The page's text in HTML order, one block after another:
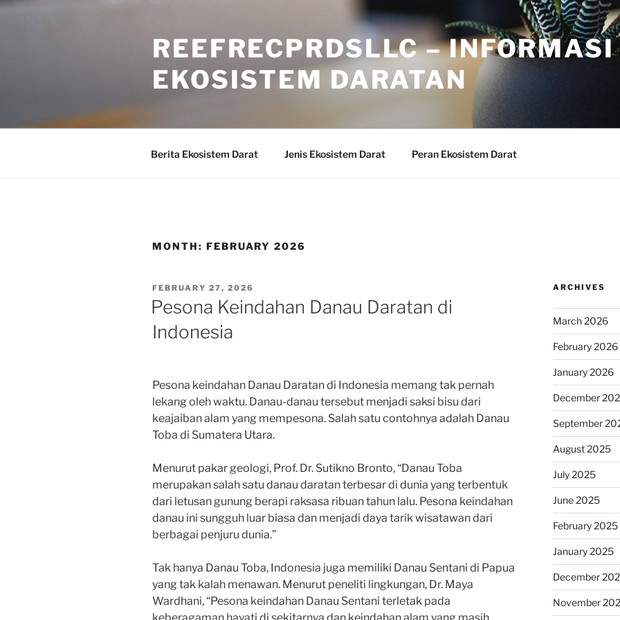
Skip
REEFRECPRDSLLC –
EKOSISTEM DARATAN
Berita Ekosistem Darat Jenis Ekosistem Darat Peran Ekosistem Darat
MONTH: FEBRUARY 2026
POSTED
ON
FEBRUARY 27, 2026
Pesona Keindahan Danau Daratan di
Indonesia
Pesona keindahan Danau Daratan di Indonesia memang tak pernah
lekang oleh waktu. Danau-danau tersebut menjadi saksi bisu dari
keajaiban alam yang mempesona. Salah satu contohnya adalah Danau
Toba di Sumatera Utara.
Menurut pakar geologi, Prof. Dr. Sutikno Bronto, “Danau Toba
merupakan salah satu danau daratan terbesar di dunia yang terbentuk
dari letusan gunung berapi raksasa ribuan tahun lalu. Pesona keindahan
danau ini sungguh luar biasa dan menjadi daya tarik wisatawan dari
berbagai penjuru dunia.”
Tak hanya Danau Toba, Indonesia juga memiliki Danau Sentani di Papua
yang tak kalah menawan. Menurut peneliti lingkungan, Dr. Maya
Wardhani, “Pesona keindahan Danau Sentani terletak pada
ARCHIVES
March 2026
February 2026
January 2026
December
September
August 2025
July 2025
June 2025
February 2025
January 2025
December
November